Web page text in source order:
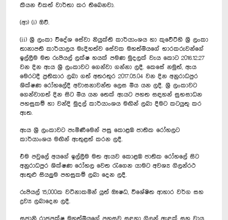
කියන එකත් වාර්තා කර තිබෙනවා.
(ආ) (i) ඔව්.
(ii) ශ්‍රී ලංකා විදේශ සේවා නියුක්ති කාර්යාංශය හා කුවේට්හි ශ්‍රී ලංකා
තානාපති කාර්යාලය මැදිහත්ව සේවක මහත්මියගේ භාරකරුවන්ගේ
ඉල්ලීම මත රුපියල් ලක්ෂ හයක් පමණ මුදලක් වැය කොට 2016.12.27
වන දින ඇය ශ්‍රී ලංකාවට ගෙන්වා ගන්නා ලදී. කෙසේ නමුත්, ඇය
මෙරටදී ප්‍රතිකාර ලබා ගත් අතරතුර 2017.05.04 වන දින අනුරාධපුර
ශික්ෂණ රෝහලේදී අවාසනාවන්ත ලෙස මිය යන ලදී. ශ්‍රී ලංකාවට
ගෙන්වාගත් දින සිට මිය යන තෙක් ඇයට පහත සඳහන් සුභසාධන
පහසුකම් හා වන්දි මුදල් කාර්යාංශය මඟින් ලබා දීමට කටයුතු කර
ඇත.
ඇය ශ්‍රී ලංකාවට පැමිණීමෙන් පසු කොළඹ ජාතික රෝහලට
කාර්යාංශය මඟින් ඇතුළත් කරන ලදී.
එම පවුලේ අයගේ ඉල්ලීම මත ඇයව කොළඹ ජාතික රෝහලේ සිට
අනුරාධපුර ශික්ෂණ රෝහල වෙත රැගෙන යාමට අවශ්‍ය ගිලන්රථ
ඇතුළු සියලුම පහසුකම් ලබා දෙන ලදී.
රුපියල් 15,000ක වටිනාකමින් යුත් ඖෂධ, විශේෂිත ආහාර වර්ග සහ
ද්‍රව්‍ය ලබාදෙන ලදී.
සුජානි රාජපක්ෂ මහත්මියගේ පහසුව සඳහා ගිලන් ඇඳක් සහ වායු